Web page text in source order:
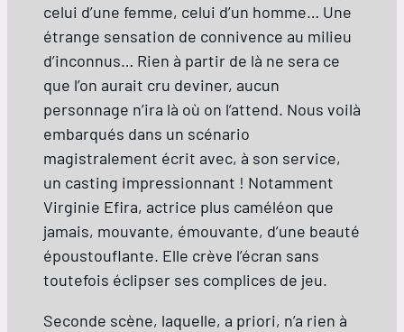
celui d’une femme, celui d’un homme… Une
étrange sensation de connivence au milieu
d’inconnus… Rien à partir de là ne sera ce
que l’on aurait cru deviner, aucun
personnage n’ira là où on l’attend. Nous voilà
embarqués dans un scénario
magistralement écrit avec, à son service,
un casting impressionnant ! Notamment
Virginie Efira, actrice plus caméléon que
jamais, mouvante, émouvante, d’une beauté
époustouflante. Elle crève l’écran sans
toutefois éclipser ses complices de jeu.
Seconde scène, laquelle, a priori, n’a rien à